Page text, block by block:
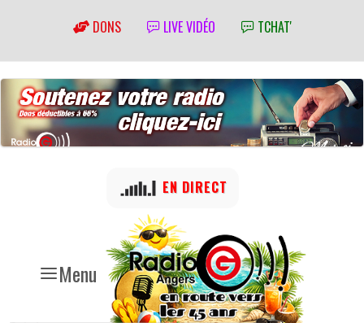
DONS LIVE VIDÉO TCHAT'
Menu
EN DIRECT